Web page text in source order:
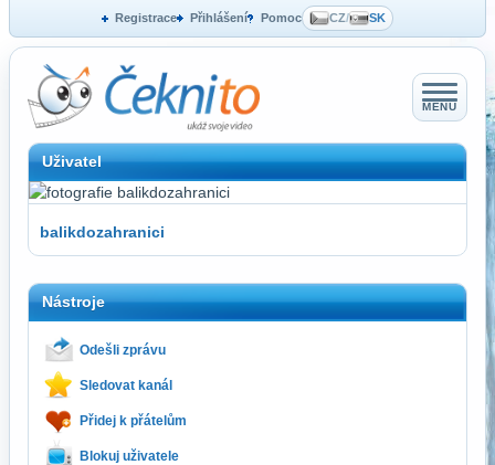
Registrace Přihlášení Pomoc CZ/ SK
MENU
Uživatel
balikdozahranici
Nástroje
Odešli zprávu
Sledovat kanál
Přidej k přátelům
Blokuj uživatele